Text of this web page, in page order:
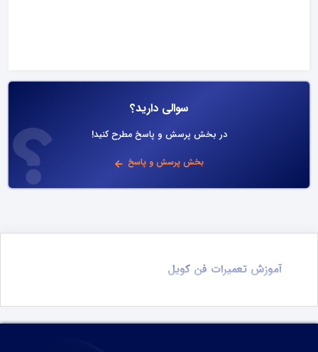
سوالی دارید؟
در بخش پرسش و پاسخ مطرح کنید!
بخش پرسش و پاسخ
آموزش تعمیرات فن کویل